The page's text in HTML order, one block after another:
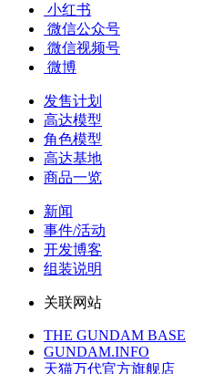
小红书
微信公众号
微信视频号
微博
发售计划
高达模型
角色模型
高达基地
商品一览
新闻
事件/活动
开发博客
组装说明
关联网站
THE GUNDAM BASE
GUNDAM.INFO
天猫万代官方旗舰店